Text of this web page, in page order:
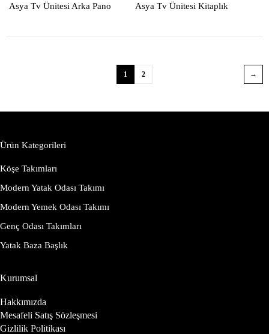
Asya Tv Ünitesi Arka Pano Asya Tv Ünitesi Kitaplık
1 2
Ürün Kategorileri
Köşe Takımları
Modern Yatak Odası Takımı
Modern Yemek Odası Takımı
Genç Odası Takımları
Yatak Baza Başlık
Kurumsal
Hakkımızda
Mesafeli Satış Sözleşmesi
Gizlilik Politikası